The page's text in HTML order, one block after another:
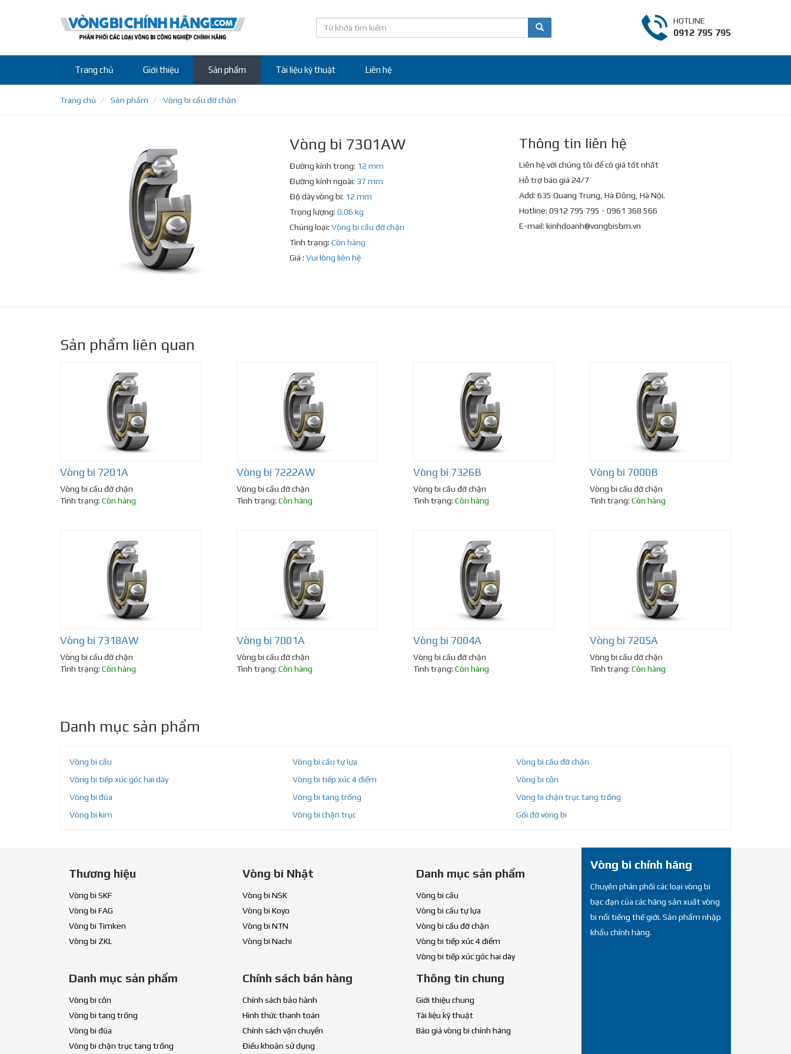
HOTLINE
0912 795 795
Trang chủ Giới thiệu Sản phẩm Tài liệu kỹ thuật Liên hệ
Trang chủ Sản phẩm Vòng bi cầu đỡ chặn
Vòng bi 7301AW
Đường kính trong: 12 mm
Đường kính ngoài: 37 mm
Độ dày vòng bi: 12 mm
Trọng lượng: 0.06 kg
Chủng loại: Vòng bi cầu đỡ chặn
Tình trạng: Còn hàng
Giá : Vui lòng liên hệ
Thông tin liên hệ
Liên hệ với chúng tôi để có giá tốt nhất
Hỗ trợ báo giá 24/7
Add: 635 Quang Trung, Hà Đông, Hà Nội.
Hotline: 0912 795 795 - 0961 368 566
E-mail: kinhdoanh@vongbisbm.vn
Sản phẩm liên quan
Vòng bi 7201A
Vòng bi cầu đỡ chặn
Tình trạng: Còn hàng
Vòng bi 7222AW
Vòng bi cầu đỡ chặn
Tình trạng: Còn hàng
Vòng bi 7326B
Vòng bi cầu đỡ chặn
Tình trạng: Còn hàng
Vòng bi 7000B
Vòng bi cầu đỡ chặn
Tình trạng: Còn hàng
Vòng bi 7318AW
Vòng bi cầu đỡ chặn
Tình trạng: Còn hàng
Vòng bi 7001A
Vòng bi cầu đỡ chặn
Tình trạng: Còn hàng
Vòng bi 7004A
Vòng bi cầu đỡ chặn
Tình trạng: Còn hàng
Vòng bi 7205A
Vòng bi cầu đỡ chặn
Tình trạng: Còn hàng
Danh mục sản phẩm
Vòng bi cầu Vòng bi cầu tự lựa
Vòng bi cầu đỡ chặn
Vòng bi tiếp xúc góc hai dãy
Vòng bi tiếp xúc 4 điểm
Vòng bi côn
Vòng bi đũa
Vòng bi tang trống
Vòng bi chặn trục tang trống
Vòng bi kim
Vòng bi chặn trục Gối đỡ vòng bi
Thương hiệu
Vòng bi SKF
Vòng bi FAG
Vòng bi Timken
Vòng bi ZKL
Vòng bi Nhật
Vòng bi NSK
Vòng bi Koyo
Vòng bi NTN
Vòng bi Nachi
Danh mục sản phẩm
Vòng bi cầu
Vòng bi cầu tự lựa
Vòng bi cầu đỡ chặn
Vòng bi tiếp xúc 4 điểm
Vòng bi tiếp xúc góc hai dãy
Danh mục sản phẩm
Vòng bi côn
Vòng bi tang trống
Vòng bi đũa
Vòng bi chặn trục tang trống
Chính sách bán hàng
Chính sách bảo hành
Hình thức thanh toán
Chính sách vận chuyển
Điều khoản sử dụng
Thông tin chung
Giới thiệu chung
Tài liệu kỹ thuật
Báo giá vòng bi chính hãng
Vòng bi chính hãng
Chuyên phân phối các loại vòng bi
bạc đạn của các hãng sản xuất vòng
bi nổi tiếng thế giới. Sản phẩm nhập
khẩu chính hãng.